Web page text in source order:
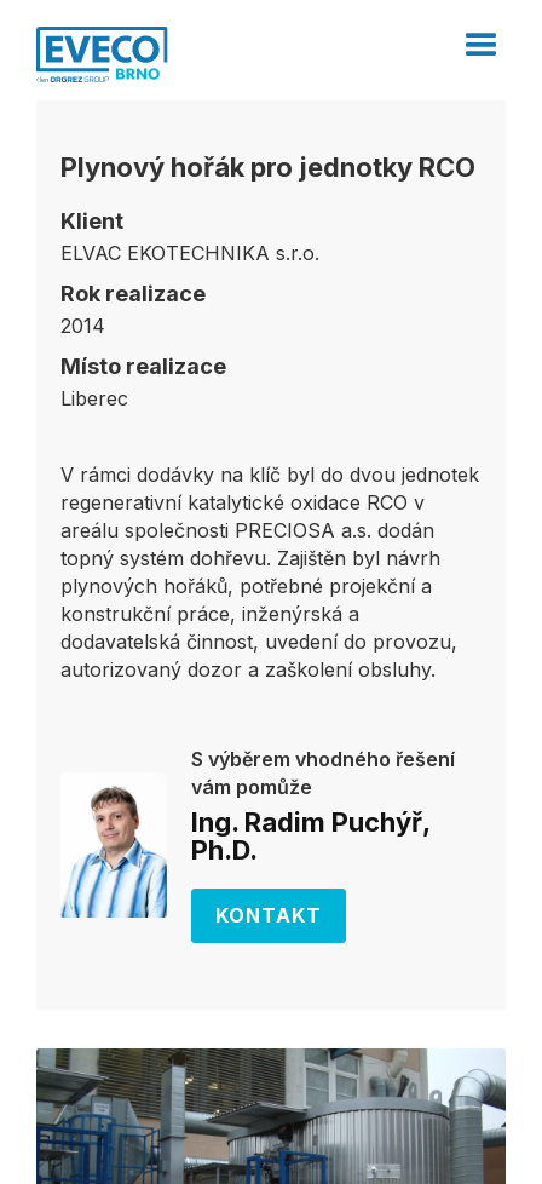
Plynový hořák pro jednotky RCO
Klient
ELVAC EKOTECHNIKA s.r.o.
Rok realizace
2014
Místo realizace
Liberec
V rámci dodávky na klíč byl do dvou jednotek
regenerativní katalytické oxidace RCO v
areálu společnosti PRECIOSA a.s. dodán
topný systém dohřevu. Zajištěn byl návrh
plynových hořáků, potřebné projekční a
konstrukční práce, inženýrská a
dodavatelská činnost, uvedení do provozu,
autorizovaný dozor a zaškolení obsluhy.
S výběrem vhodného řešení
vám pomůže
Ing. Radim Puchýř,
Ph.D.
KONTAKT